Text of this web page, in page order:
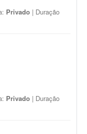
Privado | Duração
Privado | Duração